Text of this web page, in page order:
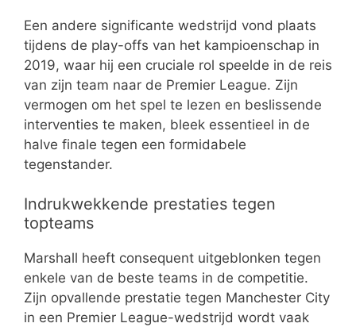
Een andere significante wedstrijd vond plaats
tijdens de play-offs van het kampioenschap in
2019, waar hij een cruciale rol speelde in de reis
van zijn team naar de Premier League. Zijn
vermogen om het spel te lezen en beslissende
interventies te maken, bleek essentieel in de
halve finale tegen een formidabele
tegenstander.
Indrukwekkende prestaties tegen
topteams
Marshall heeft consequent uitgeblonken tegen
enkele van de beste teams in de competitie.
Zijn opvallende prestatie tegen Manchester City
in een Premier League-wedstrijd wordt vaak